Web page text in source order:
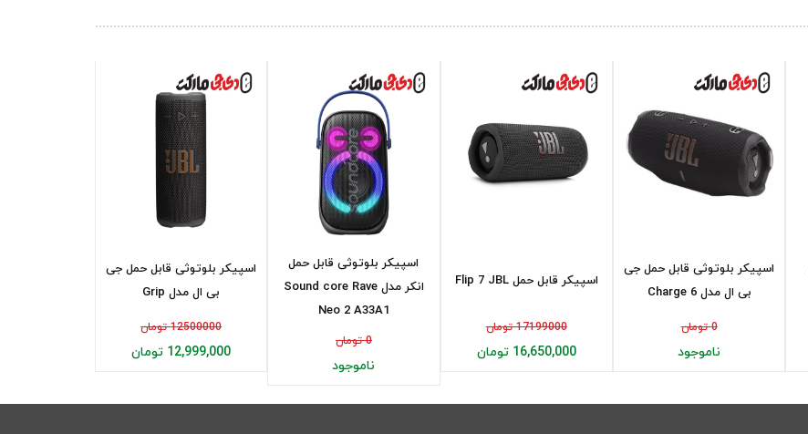
اسپیکر بلوتوثی قابل حمل جی
بی ال مدل Grip
12500000 تومان
12,999,000 تومان
اسپیکر بلوتوثی قابل حمل
انکر مدل Sound core Rave
Neo 2 A33A1
0 تومان
ناموجود
اسپیکر قابل حمل Flip 7 JBL
17199000 تومان
16,650,000 تومان
اسپیکر بلوتوثی قابل حمل جی
بی ال مدل Charge 6
0 تومان
ناموجود